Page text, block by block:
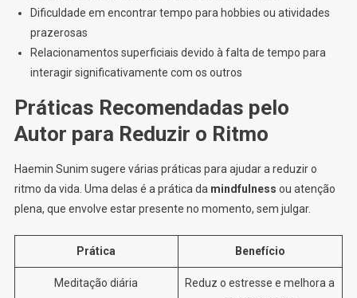
Dificuldade em encontrar tempo para hobbies ou atividades
prazerosas
Relacionamentos superficiais devido à falta de tempo para
interagir significativamente com os outros
Práticas Recomendadas pelo
Autor para Reduzir o Ritmo
Haemin Sunim sugere várias práticas para ajudar a reduzir o
ritmo da vida. Uma delas é a prática da mindfulness ou atenção
plena, que envolve estar presente no momento, sem julgar.
Prática Benefício
Meditação diária
Reduz o estresse e melhora a